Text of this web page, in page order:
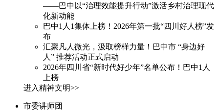
——巴中以“治理效能提升行动”激活乡村治理现代
化新动能
巴中1人1集体上榜！2026年第一批“四川好人榜”发
布
汇聚凡人微光，汲取榜样力量！巴中市 “身边好
人” 推荐活动正式启动
2026年四川省“新时代好少年”名单公布！巴中1人
上榜
进入精神文明>>
市委讲师团